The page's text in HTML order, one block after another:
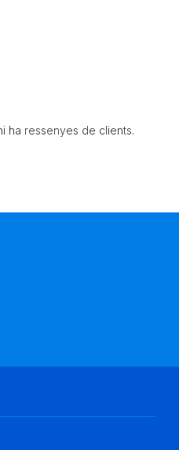
ha ressenyes de clients.